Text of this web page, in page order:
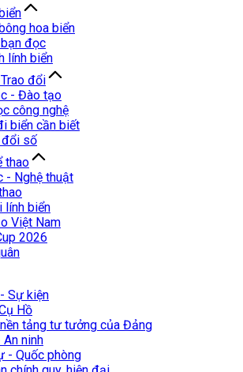
hoa biển
đọc
lính biển
đổi
- Đào tạo
công nghệ
biển cần biết
đổi số
thao
- Nghệ thuật
lính biển
Việt Nam
2026
Sự kiện
Hồ
tảng tư tưởng của Đảng
ninh
- Quốc phòng